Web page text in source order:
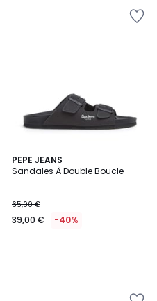
PEPE JEANS
Sandales À Double Boucle
65,00 €
39,00 € -40%